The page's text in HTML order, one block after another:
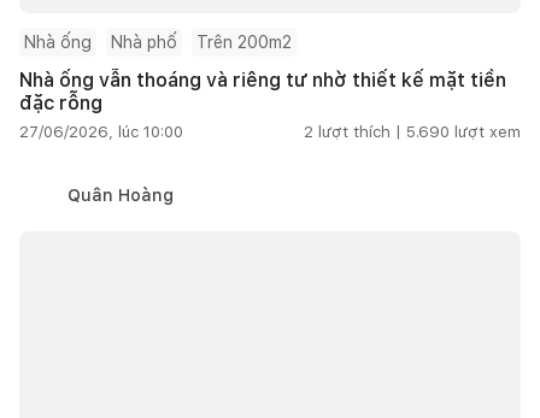
Nhà ống Nhà phố Trên 200m2
Nhà ống vẫn thoáng và riêng tư nhờ thiết kế mặt tiền
đặc rỗng
27/06/2026, lúc 10:00 2 lượt thích | 5.690 lượt xem
Quân Hoàng